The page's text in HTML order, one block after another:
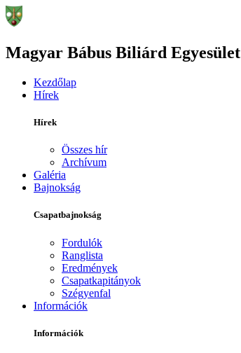
Magyar Bábus Biliárd Egyesület
Kezdőlap
Hírek
Hírek
Összes hír
Archívum
Galéria
Bajnokság
Csapatbajnokság
Fordulók
Ranglista
Eredmények
Csapatkapitányok
Szégyenfal
Információk
Információk